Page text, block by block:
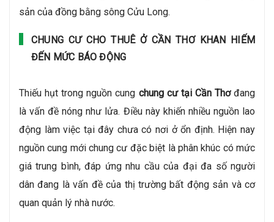
sản của đồng bằng sông Cửu Long.
CHUNG CƯ CHO THUÊ Ở CẦN THƠ KHAN HIẾM
ĐẾN MỨC BÁO ĐỘNG
Thiếu hụt trong nguồn cung chung cư tại Cần Thơ đang
là vấn đề nóng như lửa. Điều này khiến nhiều nguồn lao
động làm việc tại đây chưa có nơi ở ổn định. Hiện nay
nguồn cung mới chung cư đặc biệt là phân khúc có mức
giá trung bình, đáp ứng nhu cầu của đại đa số người
dân đang là vấn đề của thị trường bất động sản và cơ
quan quản lý nhà nước.